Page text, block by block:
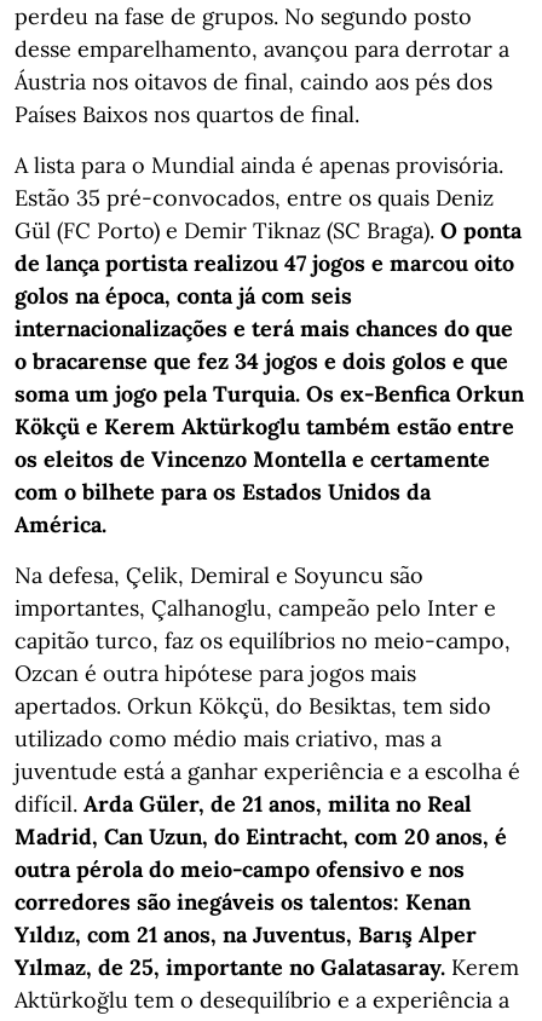
perdeu na fase de grupos. No segundo posto
desse emparelhamento, avançou para derrotar a
Áustria nos oitavos de final, caindo aos pés dos
Países Baixos nos quartos de final.
A lista para o Mundial ainda é apenas provisória.
Estão 35 pré-convocados, entre os quais Deniz
Gül (FC Porto) e Demir Tiknaz (SC Braga). O ponta
de lança portista realizou 47 jogos e marcou oito
golos na época, conta já com seis
internacionalizações e terá mais chances do que
o bracarense que fez 34 jogos e dois golos e que
soma um jogo pela Turquia. Os ex-Benfica Orkun
Kökçü e Kerem Aktürkoglu também estão entre
os eleitos de Vincenzo Montella e certamente
com o bilhete para os Estados Unidos da
América.
Na defesa, Çelik, Demiral e Soyuncu são
importantes, Çalhanoglu, campeão pelo Inter e
capitão turco, faz os equilíbrios no meio-campo,
Ozcan é outra hipótese para jogos mais
apertados. Orkun Kökçü, do Besiktas, tem sido
utilizado como médio mais criativo, mas a
juventude está a ganhar experiência e a escolha é
difícil. Arda Güler, de 21 anos, milita no Real
Madrid, Can Uzun, do Eintracht, com 20 anos, é
outra pérola do meio-campo ofensivo e nos
corredores são inegáveis os talentos: Kenan
Yıldız, com 21 anos, na Juventus, Barış Alper
Yılmaz, de 25, importante no Galatasaray. Kerem
Aktürkoğlu tem o desequilíbrio e a experiência a